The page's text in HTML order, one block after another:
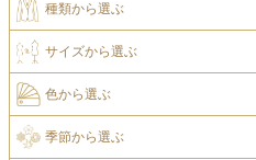
種類から選ぶ
サイズから選ぶ
色から選ぶ
季節から選ぶ